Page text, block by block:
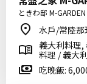
ときわ邸 M-GARDEN
水戶/常陸那
義大利料理,
料理 / 義大
吃晚飯: